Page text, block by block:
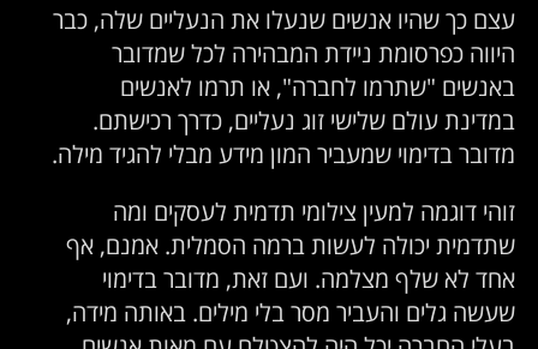
עצם כך שהיו אנשים שנעלו את הנעליים שלה, כבר
היווה כפרסומת ניידת המבהירה לכל שמדובר
באנשים "שתרמו לחברה", או תרמו לאנשים
במדינת עולם שלישי זוג נעליים, כדרך רכישתם.
מדובר בדימוי שמעביר המון מידע מבלי להגיד מילה.
זוהי דוגמה למעין צילומי תדמית לעסקים ומה
שתדמית יכולה לעשות ברמה הסמלית. אמנם, אף
אחד לא שלף מצלמה. ועם זאת, מדובר בדימוי
שעשה גלים והעביר מסר בלי מילים. באותה מידה,